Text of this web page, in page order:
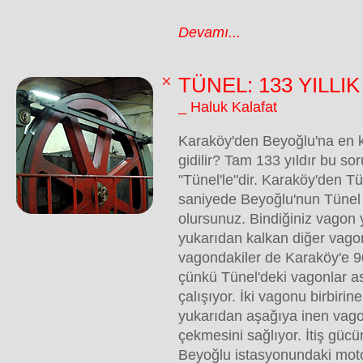
Devamı...
TÜNEL: 133
_ Haluk Kalafat
Karaköy'den Beyoğlu'na en
gidilir? Tam 133 yıldır bu
"Tünel'le"dir. Karaköy'den
saniyede Beyoğlu'nun Tünel
olursunuz. Bindiğiniz vagon
yukarıdan kalkan diğer
vagondakiler de Karaköy'e
çünkü Tünel'deki vagonlar
çalışıyor. İki vagonu
yukarıdan aşağıya inen
çekmesini sağlıyor. İtiş
Beyoğlu istasyonundaki